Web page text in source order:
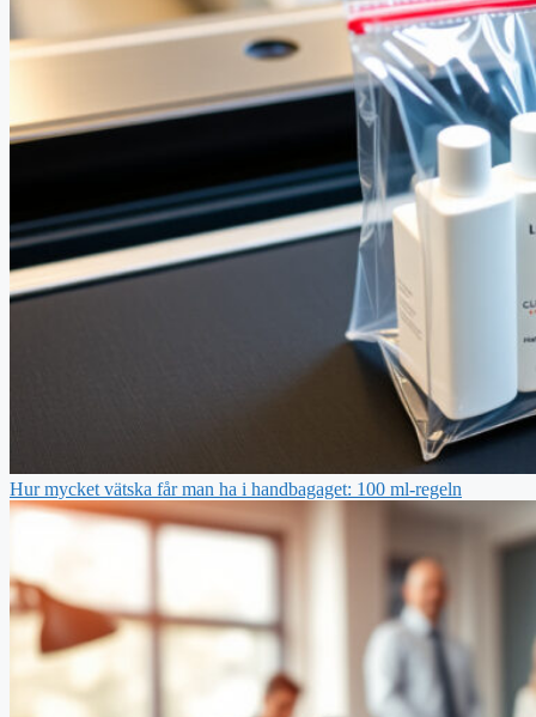
Hur mycket vätska får man ha i handbagaget: 100 ml-regeln